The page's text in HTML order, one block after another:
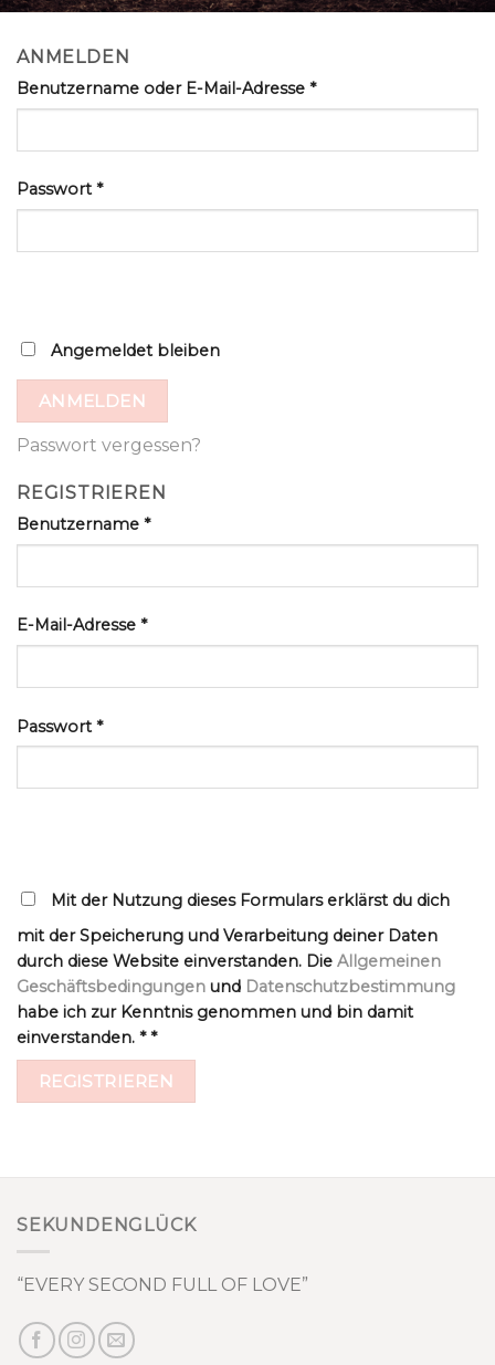
ANMELDEN
Benutzername oder E-Mail-Adresse *
Passwort*
Angemeldet bleiben
ANMELDEN
Passwort vergessen?
REGISTRIEREN
Benutzername *
E-Mail-Adresse *
Passwort *
Mit der Nutzung dieses Formulars erklärst du dich
mit der Speicherung und Verarbeitung deiner Daten
durch diese Website einverstanden. Die Allgemeinen
Geschäftsbedingungen und Datenschutzbestimmung
habe ich zur Kenntnis genommen und bin damit
einverstanden. * *
REGISTRIEREN
SEKUNDENGLÜCK
“EVERY SECOND FULL OF LOVE”